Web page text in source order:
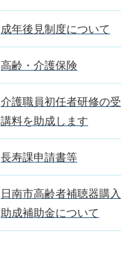
成年後見制度について
高齢・介護保険
介護職員初任者研修の受
講料を助成します
長寿課申請書等
日南市高齢者補聴器購入
助成補助金について